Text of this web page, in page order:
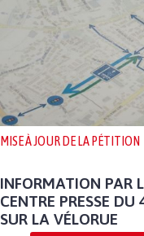
MISE À JOUR DE LA PÉTITION
INFORMATION PAR
CENTRE PRESSE
SUR LA VÉLORUE